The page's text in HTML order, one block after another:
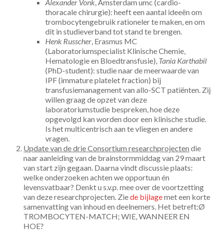
Alexander Vonk, Amsterdam umc (cardio-
thoracale chirurgie): heeft een aantal ideeën om
trombocytengebruik rationeler te maken, en om
dit in studieverband tot stand te brengen.
Henk Russcher, Erasmus MC
(Laboratoriumspecialist Klinische Chemie,
Hematologie en Bloedtransfusie), Tania Karthabil
(PhD-student): studie naar de meerwaarde van
IPF (immature platelet fraction) bij
transfusiemanagement van allo-SCT patiënten. Zij
willen graag de opzet van deze
laboratoriumstudie bespreken, hoe deze
opgevolgd kan worden door een klinische studie.
Is het multicentrisch aan te vliegen en andere
vragen.
Update van de drie Consortium researchprojecten die
naar aanleiding van de brainstormmiddag van 29 maart
van start zijn gegaan. Daarna vindt discussie plaats:
welke onderzoeken achten we opportuun én
levensvatbaar? Denkt u s.v.p. mee over de voortzetting
van deze researchprojecten. Ziede bijlagemet een korte
samenvatting van inhoud en deelnemers. Het betreft:Ø
TROMBOCYTEN-MATCH; WIE, WANNEER EN
HOE?